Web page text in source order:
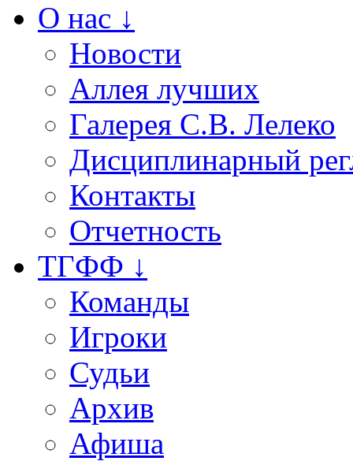
О нас ↓
Новости
Аллея лучших
Галерея С.В. Лелеко
Дисциплинарный
Контакты
Отчетность
ТГФФ ↓
Команды
Игроки
Судьи
Архив
Афиша